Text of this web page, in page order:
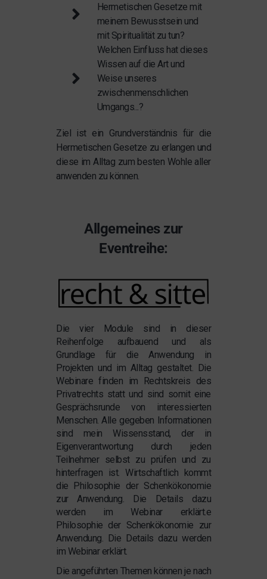
Hermetischen Gesetze mit
meinem Bewusstsein und
mit Spiritualität zu tun?
Welchen Einfluss hat dieses
Wissen auf die Art und
Weise unseres
zwischenmenschlichen
Umgangs...?
Ziel ist ein Grundverständnis für die
Hermetischen Gesetze zu erlangen und
diese im Alltag zum besten Wohle aller
anwenden zu können.
Allgemeines zur
Eventreihe:
Die vier Module sind in dieser
Reihenfolge aufbauend und als
Grundlage für die Anwendung in
Projekten und im Alltag gestaltet. Die
Webinare finden im Rechtskreis des
Privatrechts statt und sind somit eine
Gesprächsrunde von interessierten
Menschen. Alle gegeben Informationen
sind mein Wissensstand, der in
Eigenverantwortung durch jeden
Teilnehmer selbst zu prüfen und zu
hinterfragen ist. Wirtschaftlich kommt
die Philosophie der Schenkökonomie
zur Anwendung. Die Details dazu
werden im Webinar erklärt.e
Philosophie der Schenkökonomie zur
Anwendung. Die Details dazu werden
im Webinar erklärt.
Die angeführten Themen können je nach